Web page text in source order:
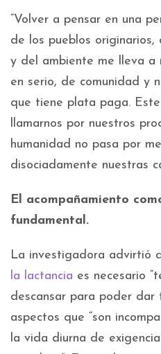
“Volver a pensar en una
de los pueblos
y del ambiente me lleva a
en serio, de comunidad y
que tiene plata paga.
llamarnos por nuestros
humanidad no pasa por
disociadamente nuestras
El acompañamiento
fundamental.
La investigadora advirtió
la lactancia es necesario
descansar para poder dar
aspectos que “son
la vida diurna de